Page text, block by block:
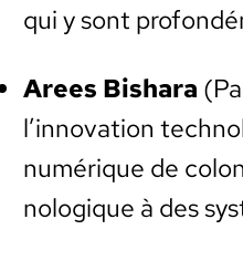
qui y sont
Arees Bishara
l’innovation
numérique de
nologique à des